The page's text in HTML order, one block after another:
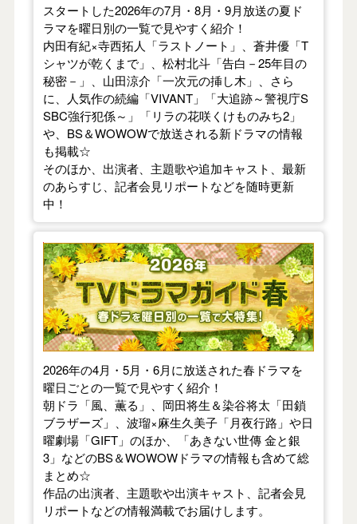
スタートした2026年の7月・8月・9月放送の夏ド
ラマを曜日別の一覧で見やすく紹介！
内田有紀×寺西拓人「ラストノート」、蒼井優「T
シャツが乾くまで」、松村北斗「告白－25年目の
秘密－」、山田涼介「一次元の挿し木」、さら
に、人気作の続編「VIVANT」「大追跡～警視庁S
SBC強行犯係～」「リラの花咲くけものみち2」
や、BS＆WOWOWで放送される新ドラマの情報
も掲載☆
そのほか、出演者、主題歌や追加キャスト、最新
のあらすじ、記者会見リポートなどを随時更新
中！
【2026年春】TVドラマガイド
2026年の4月・5月・6月に放送された春ドラマを
曜日ごとの一覧で見やすく紹介！
朝ドラ「風、薫る」、岡田将生＆染谷将太「田鎖
ブラザーズ」、波瑠×麻生久美子「月夜行路」や日
曜劇場「GIFT」のほか、「あきない世傳 金と銀
3」などのBS＆WOWOWドラマの情報も含めて総
まとめ☆
作品の出演者、主題歌や出演キャスト、記者会見
リポートなどの情報満載でお届けします。